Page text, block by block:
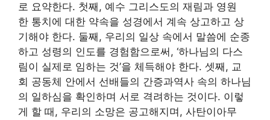
로 요약한다. 첫째, 예수 그리스도의 재림과 영원
한 통치에 대한 약속을 성경에서 계속 상고하고 상
기해야 한다. 둘째, 우리의 일상 속에서 말씀에 순종
하고 성령의 인도를 경험함으로써, ‘하나님의 다스
림이 실제로 임하는 것’을 체득해야 한다. 셋째, 교
회 공동체 안에서 선배들의 간증과역사 속의 하나님
의 일하심을 확인하며 서로 격려하는 것이다. 이렇
게 할 때, 우리의 소망은 공고해지며, 사탄이아무